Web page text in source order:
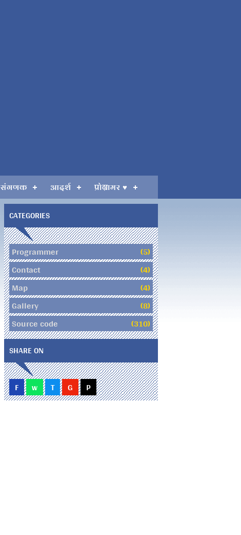
संगणक आदर्श प्रोग्रामर ♥
CATEGORIES
Programmer
(5)
Contact
(4)
Map
(4)
Gallery
(8)
Source code
(310)
SHARE ON
F w T G P